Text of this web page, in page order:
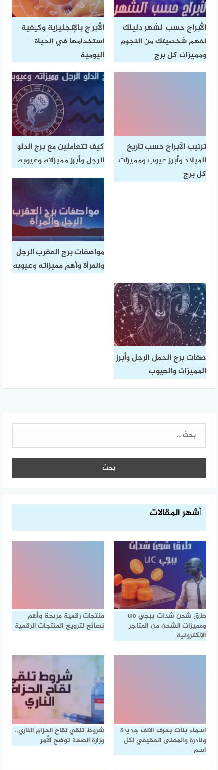
الأبراج حسب الشهر دليلك
لفهم شخصيتك من النجوم
ومميزات كل برج
الأبراج بالإنجليزية وكيفية
استخدامها في الحياة
اليومية
ترتيب الأبراج حسب تاريخ
الميلاد وأبرز عيوب ومميزات
كل برج
كيف تتعاملين مع برج الدلو
الرجل وأبرز مميزاته وعيوبه
مواصفات برج العقرب الرجل
والمرأة وأهم مميزاته وعيوبه
صفات برج الحمل الرجل وأبرز
المميزات والعيوب
البحث
أشهر المقالات
طرق شحن شدات ببجي uc
ومميزات الشحن من المتاجر
الإلكترونية
منتجات رقمية مربحة وأهم
نصائح لترويج المنتجات الرقمية
اسماء بنات بحرف الالف جديدة
ونادرة والمعنى الحقيقي لكل
اسم
شروط تلقي لقاح الحزام الناري..
وزارة الصحة توضح الأمر